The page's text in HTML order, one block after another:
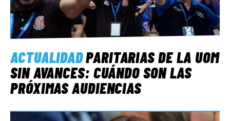
ACTUALIDADPARITARIAS DE LA UOM
SIN AVANCES: CUÁNDO SON LAS
PRÓXIMAS AUDIENCIAS